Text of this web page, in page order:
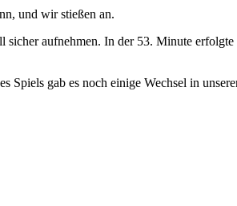
und wir stießen an.
aufnehmen. In der 53. Minute
Spiels gab es noch einige Wechsel in